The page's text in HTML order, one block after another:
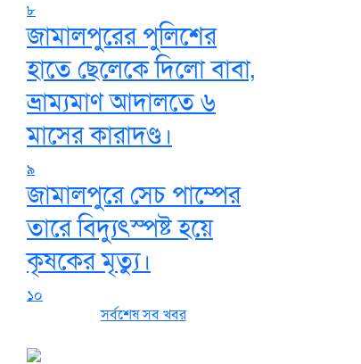
৮
জামালপুরের পুলিশের
হাতে ছেলেকে দিলো বাবা,
ভ্রাম্যমাণ আদালতে ৬
মাসের কারাদণ্ড।
৯
জামালপুরে সেচ পাম্পের
তারে বিদ্যুৎস্পষ্ট হয়ে
কৃষকের মৃত্যু।
১০
সর্বশেষ সব খবর